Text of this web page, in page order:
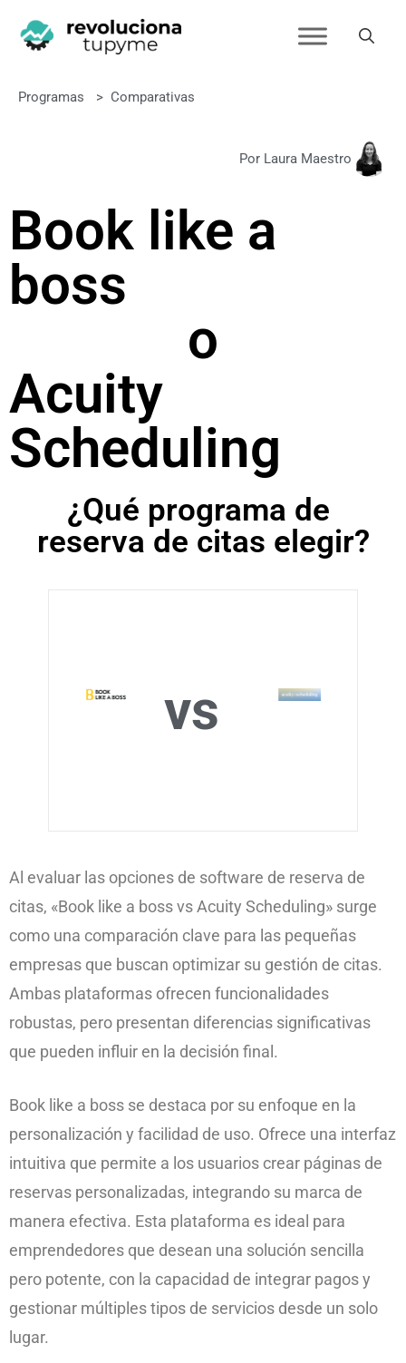
Programas > Comparativas
Por Laura Maestro
Book like a
boss
o
Acuity
Scheduling
¿Qué programa de
reserva de citas elegir?
vs
Al evaluar las opciones de software de reserva de
citas, «Book like a boss vs Acuity Scheduling» surge
como una comparación clave para las pequeñas
empresas que buscan optimizar su gestión de citas.
Ambas plataformas ofrecen funcionalidades
robustas, pero presentan diferencias significativas
que pueden influir en la decisión final.
Book like a boss se destaca por su enfoque en la
personalización y facilidad de uso. Ofrece una interfaz
intuitiva que permite a los usuarios crear páginas de
reservas personalizadas, integrando su marca de
manera efectiva. Esta plataforma es ideal para
emprendedores que desean una solución sencilla
pero potente, con la capacidad de integrar pagos y
gestionar múltiples tipos de servicios desde un solo
lugar.